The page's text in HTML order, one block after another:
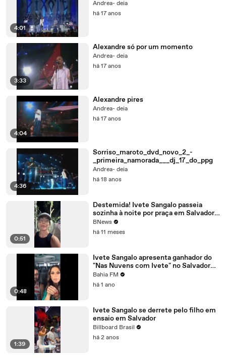
4:01
Andrea- deia
há 17 anos
3:33
Alexandre só por um momento
Andrea- deia
há 17 anos
4:04
Alexandre pires
Andrea- deia
há 17 anos
4:36
Sorriso_maroto_dvd_novo_2_-
_primeira_namorada___dj_17_do_ppg
Andrea- deia
há 18 anos
0:51
Destemida! Ivete Sangalo passeia
sozinha à noite por praça em Salvador:
"De boa"
BNews
há 11 meses
0:48
Ivete Sangalo apresenta ganhador do
"Nas Nuvens com Ivete" no Salvador
Fest 2015
Bahia FM
há 1 ano
1:39
Ivete Sangalo se derrete pelo filho em
ensaio em Salvador
Billboard Brasil
há 2 anos